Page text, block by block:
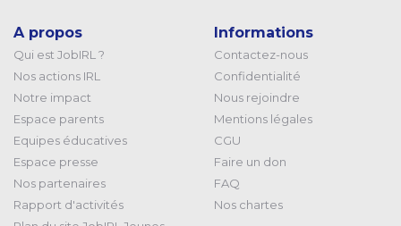
A propos
Qui est JobIRL ?
Nos actions IRL
Notre impact
Espace parents
Equipes éducatives
Espace presse
Nos partenaires
Rapport d'activités
Informations
Contactez-nous
Confidentialité
Nous rejoindre
Mentions légales
CGU
Faire un don
FAQ
Nos chartes